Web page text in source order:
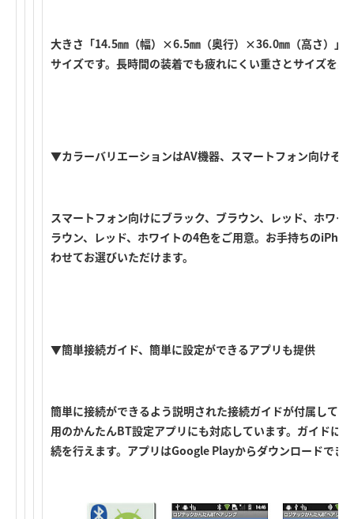
大きさ「14.5㎜（幅）×6.5㎜（奥行）×36.0㎜（高さ）」
サイズです。長時間の装着でも疲れにくい重さとサイズを実
▼カラーバリエーションはAV機器、スマートフォン向けそ
スマートフォン向けにブラック、ブラウン、レッド、ホワイ
ラウン、レッド、ホワイトの4色をご用意。お手持ちの
わせてお選びいただけます。
▼簡単接続ガイド、簡単に設定ができるアプリも提供
簡単に接続ができるよう説明された接続ガイドが付属して
用のかんたんBT設定アプリにも対応しています。ガイドに
続を行えます。アプリはGoogle Playからダウンロードでき